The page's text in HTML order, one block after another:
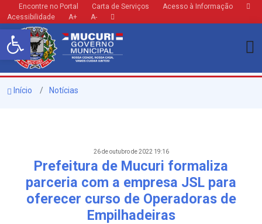
Barra de Ferramentas Aberta
Encontre no Portal Carta de Serviços
Acesso à Informação
Acessibilidade
A+ A-
Início Notícias
26 de outubro de 2022 19:16
Prefeitura de Mucuri formaliza
parceria com a empresa JSL para
oferecer curso de Operadoras de
Empilhadeiras